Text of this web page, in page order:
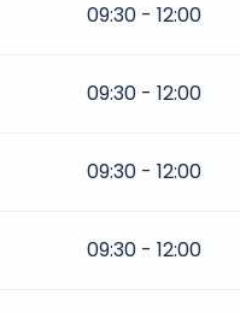
09:30 - 12:00
09:30 - 12:00
09:30 - 12:00
09:30 - 12:00